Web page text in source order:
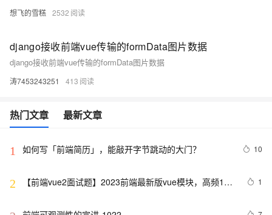
想飞的雪糕 2532
django接收前端vue传输的formData图片数据
django接收前端vue传输的formData图片数据
涛7453243251 413
热门文章 最新文章
1 如何写「前端简历」，能敲开字节跳动的大门？ 10
2
【前端vue2面试题】2023前端最新版vue模块，高频17
1